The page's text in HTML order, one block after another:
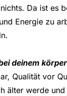
Da ist es
Energie zu
deinem
Qualität vor
älter werde